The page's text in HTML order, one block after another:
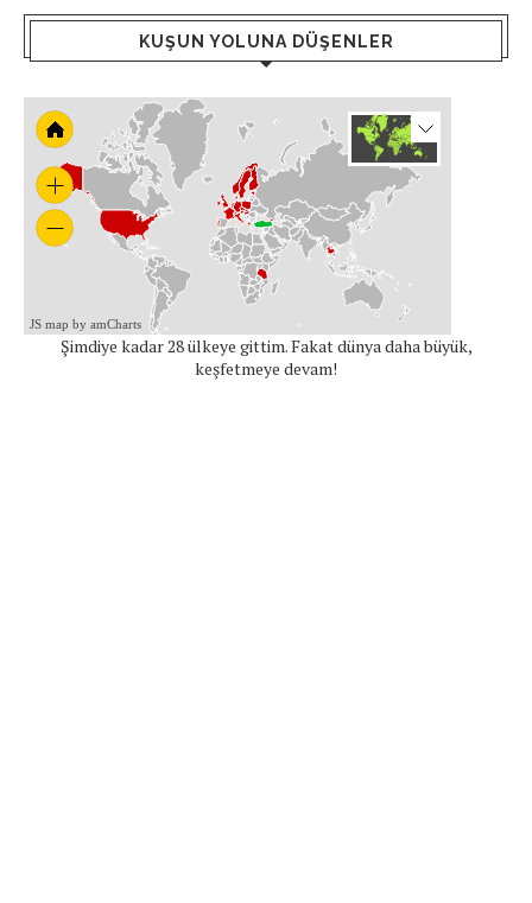
KUŞUN YOLUNA DÜŞENLER
JS map by amCharts
Şimdiye kadar 28 ülkeye gittim. Fakat dünya daha büyük,
keşfetmeye devam!